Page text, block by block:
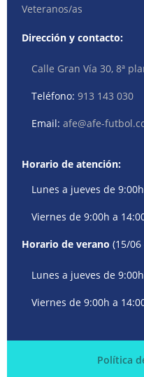
Veteranos/as
Dirección y contacto:
Calle Gran Vía 30, 8ª
Teléfono:913 143 030
Email:afe@afe-
Horario de atención:
Lunes a jueves de
Viernes de 9:00h a
Horario de verano (15/06
Lunes a jueves de
Viernes de 9:00h a
Política